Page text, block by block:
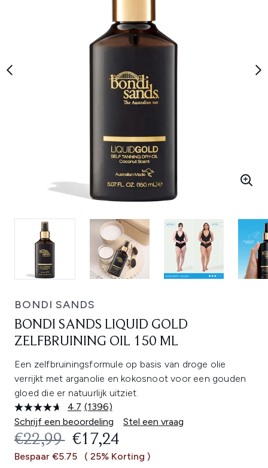
BONDI SANDS
BONDI SANDS LIQUID GOLD
ZELFBRUINING OIL 150 ML
Een zelfbruiningsformule op basis van droge olie
verrijkt met arganolie en kokosnoot voor een gouden
gloed die er natuurlijk uitziet.
4.7 Lees
1396
beoordelingen.
Dezelfde
paginalink.
(1396)
Schrijf een beoordeling
Stel een vraag
RECOMMENDED RETAIL PRICE:
€22,99 HUIDIGE PRIJS:
€17,24
Bespaar €5.75 ( 25% Korting )